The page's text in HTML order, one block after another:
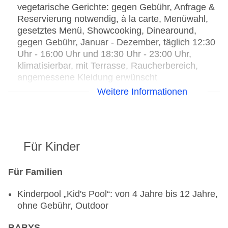
vegetarische Gerichte: gegen Gebühr, Anfrage &
Reservierung notwendig, à la carte, Menüwahl,
gesetztes Menü, Showcooking, Dinearound,
gegen Gebühr, Januar - Dezember, täglich 12:30
Uhr - 16:00 Uhr und 18:30 Uhr - 23:00 Uhr,
klimatisierbar, mit Terrasse, Raucherbereich,
angemessene Kleidung erwünscht
Restaurant „Soi Soi“: Küche: thailändisch,
Uhr und 18:30 Uhr - 23:00 Uhr, klimatisierbar, mit
Kleidung erwünscht
international, mediterran, regional,
Fisch/Meeresfrüchte, Grillgerichte, glutenfreie
Weitere Informationen
Für Kinder
Für Familien
Kinderpool „Kid's Pool“: von 4 Jahre bis 12 Jahre,
ohne Gebühr, Outdoor